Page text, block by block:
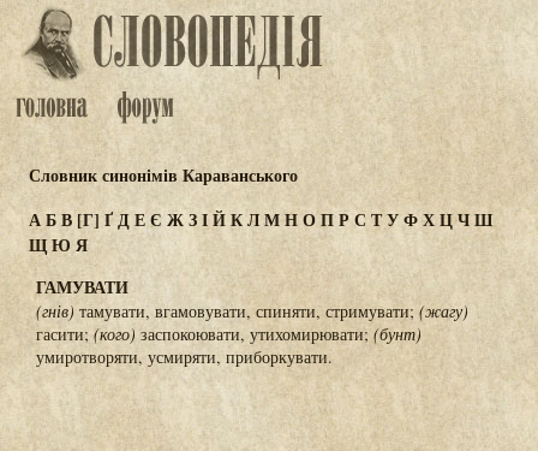
Словник синонімів Караванського
АБВ[Г] ҐДЕЄ ЖЗІЙКЛМНОПР С ТУФХЦЧШ
ЩЮ Я
ГАМУВАТИ
(гнів) тамувати, вгамовувати, спиняти, стримувати; (жагу)
гасити; (кого) заспокоювати, утихомирювати; (бунт)
умиротворяти, усмиряти, приборкувати.